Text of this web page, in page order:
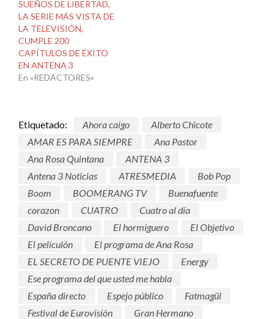
SUEÑOS DE LIBERTAD,
LA SERIE MÁS VISTA DE
LA TELEVISIÓN,
CUMPLE 200
CAPÍTULOS DE ÉXITO
EN ANTENA 3
En «REDACTORES»
Etiquetado: Ahora caigo
Alberto Chicote
AMAR ES PARA SIEMPRE
Ana Pastor
Ana Rosa Quintana
ANTENA 3
Antena 3 Noticias
ATRESMEDIA
Bob Pop
Boom
BOOMERANG TV
Buenafuente
corazon
CUATRO
Cuatro al día
David Broncano
El hormiguero
El Objetivo
El películón
El programa de Ana Rosa
EL SECRETO DE PUENTE VIEJO
Energy
Ese programa del que usted me habla
España directo
Espejo público
Fatmagül
Festival de Eurovisión
Gran Hermano